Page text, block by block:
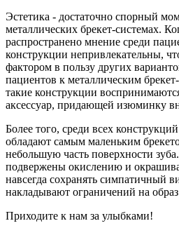
Эстетика - достаточно спорный
металлических брекет-системах.
распространено мнение среди
конструкции непривлекательны,
фактором в пользу других
пациентов к металлическим
такие конструкции
аксессуар, придающей изюминку
Более того, среди всех
обладают самым маленьким
небольшую часть поверхности
подвержены окислению и
навсегда сохранять симпатичный
накладывают ограничений на
Приходите к нам за улыбками!